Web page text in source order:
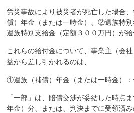
労災事故により被災者が死亡した場合
償）年金（または一時金）、②遺族特
遺族特別支給金（定額３００万円）が給
これらの給付金について、事業主（会
益から差し引かれるのは、
①遺族（補償）年金（または一時金）
「一部」は、賠償交渉が妥結した時点
年金）分、または、判決までに受領済